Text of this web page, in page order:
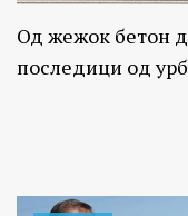
Од жежок бетон
последици од